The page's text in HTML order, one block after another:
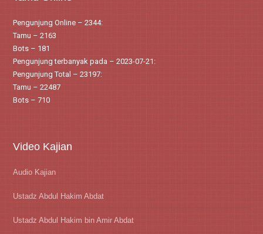
Pengunjung Online – 2344:
Tamu – 2163
Bots – 181
Pengunjung terbanyak pada – 2023-07-21:
Pengunjung Total – 23197:
Tamu – 22487
Bots – 710
Video Kajian
Audio Kajian
Ustadz Abdul Hakim Abdat
Ustadz Abdul Hakim bin Amir Abdat